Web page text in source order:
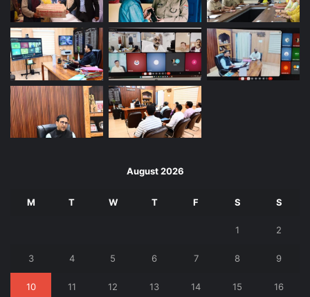
August 2026
M T W T F S S
1 2
3 4 5 6 7 8 9
10 11 12 13 14 15 16